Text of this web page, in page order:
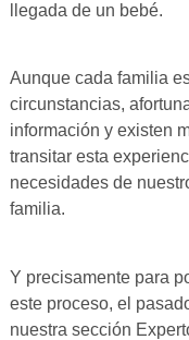
llegada de un bebé.
Aunque cada familia
circunstancias,
información y existen
transitar esta
necesidades de
familia.
Y precisamente para
este proceso, el
nuestra sección